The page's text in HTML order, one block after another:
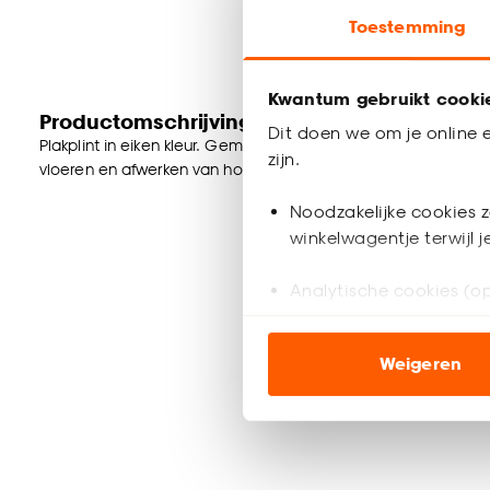
Toestemming
Kwantum gebruikt
Dit doen we om je online
zijn.
Noodzakelijke cookies
winkelwagentje terwijl
Analytische cookies
ook buiten de
Klik op ‘Ja, alles
Weigeren
Productomschrijving
Plakplint in eiken kleur. Gemaakt van 100% MDF. 240 cm
vloeren en afwerken van hoeken.